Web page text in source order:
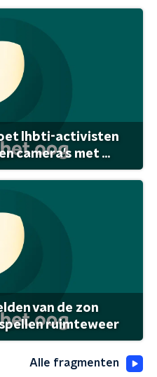
lhbti-activisten
camera's met ...
van de zon
ruimteweer
Alle fragmenten